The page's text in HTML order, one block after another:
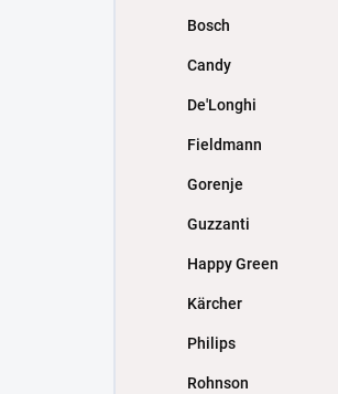
Bosch
Candy
De'Longhi
Fieldmann
Gorenje
Guzzanti
Happy Green
Kärcher
Philips
Rohnson